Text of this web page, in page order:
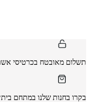
תשלום מאובטח בכרטיסי
בקרו בחנות שלנו במתחם